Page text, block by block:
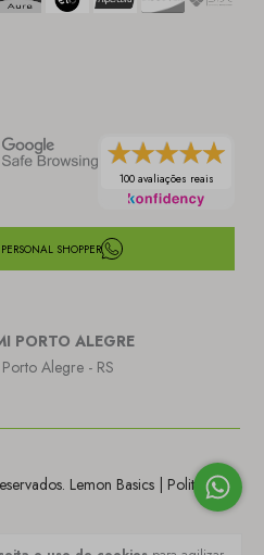
100 avaliações reais
SHOPPER
PORTO ALEGRE
Alegre - RS
Lemon Basics | Politica